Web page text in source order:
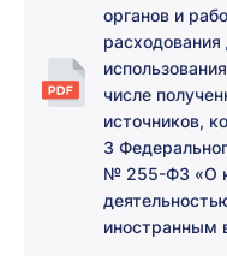
органов и
числе
источников,
3
№ 255-ФЗ «О
иностранным